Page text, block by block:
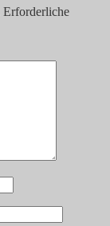
Erforderliche